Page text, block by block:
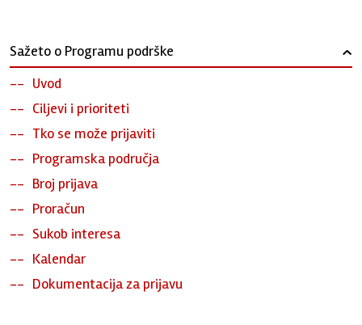
Sažeto o Programu podrške ›
Uvod
Ciljevi i prioriteti
Tko se može prijaviti
Programska područja
Broj prijava
Proračun
Sukob interesa
Kalendar
Dokumentacija za prijavu